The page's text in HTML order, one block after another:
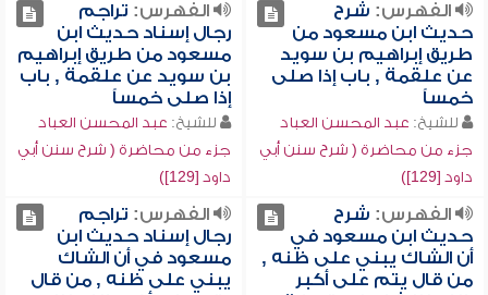
الفهرس: شرح
حديث ابن مسعود من
طريق إبراهيم بن سويد
عن علقمة , باب إذا صلى
خمساً
للشيخ: عبد المحسن العباد
جزء من محاضرة ( شرح سنن أبي
داود [129])
الفهرس: تراجم
رجال إسناد حديث ابن
مسعود من طريق إبراهيم
بن سويد عن علقمة , باب
إذا صلى خمساً
للشيخ: عبد المحسن العباد
جزء من محاضرة ( شرح سنن أبي
داود [129])
الفهرس: شرح
حديث ابن مسعود في
أن الشاك يبني على ظنه ,
من قال يتم على أكبر
الفهرس: تراجم
رجال إسناد حديث ابن
مسعود في أن الشاك
يبني على ظنه , من قال